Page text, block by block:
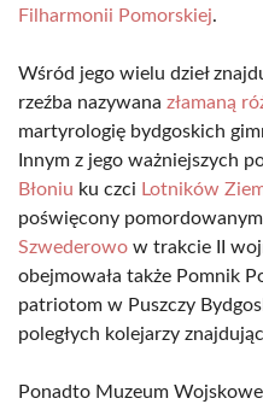
Filharmonii Pomorskiej.
Wśród jego wielu dzieł
rzeźba nazywana złamaną
martyrologię bydgoskich
Innym z jego ważniejszych
Błoniu ku czci Lotników
poświęcony
Szwederowo w trakcie II
obejmowała także Pomnik
patriotom w Puszczy
poległych kolejarzy
Ponadto Muzeum